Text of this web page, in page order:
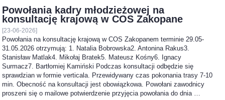
Powołania kadry młodzieżowej na
konsultację krajową w COS Zakopane
[23-06-2026]
Powołania na konsultację krajową w COS Zakopanem terminie 29.05-
31.05.2026 otrzymują: 1. Natalia Bobrowska2. Antonina Rakus3.
Stanisław Matlak4. Mikołaj Bratek5. Mateusz Kośny6. Ignacy
Surmacz7. Bartłomiej Kamiński Podczas konsultacji odbędzie się
sprawdzian w formie verticala. Przewidywany czas pokonania trasy 7-10
min. Obecność na konsultacji jest obowiązkowa. Powołani zawodnicy
proszeni się o mailowe potwierdzenie przyjęcia powołania do dnia …